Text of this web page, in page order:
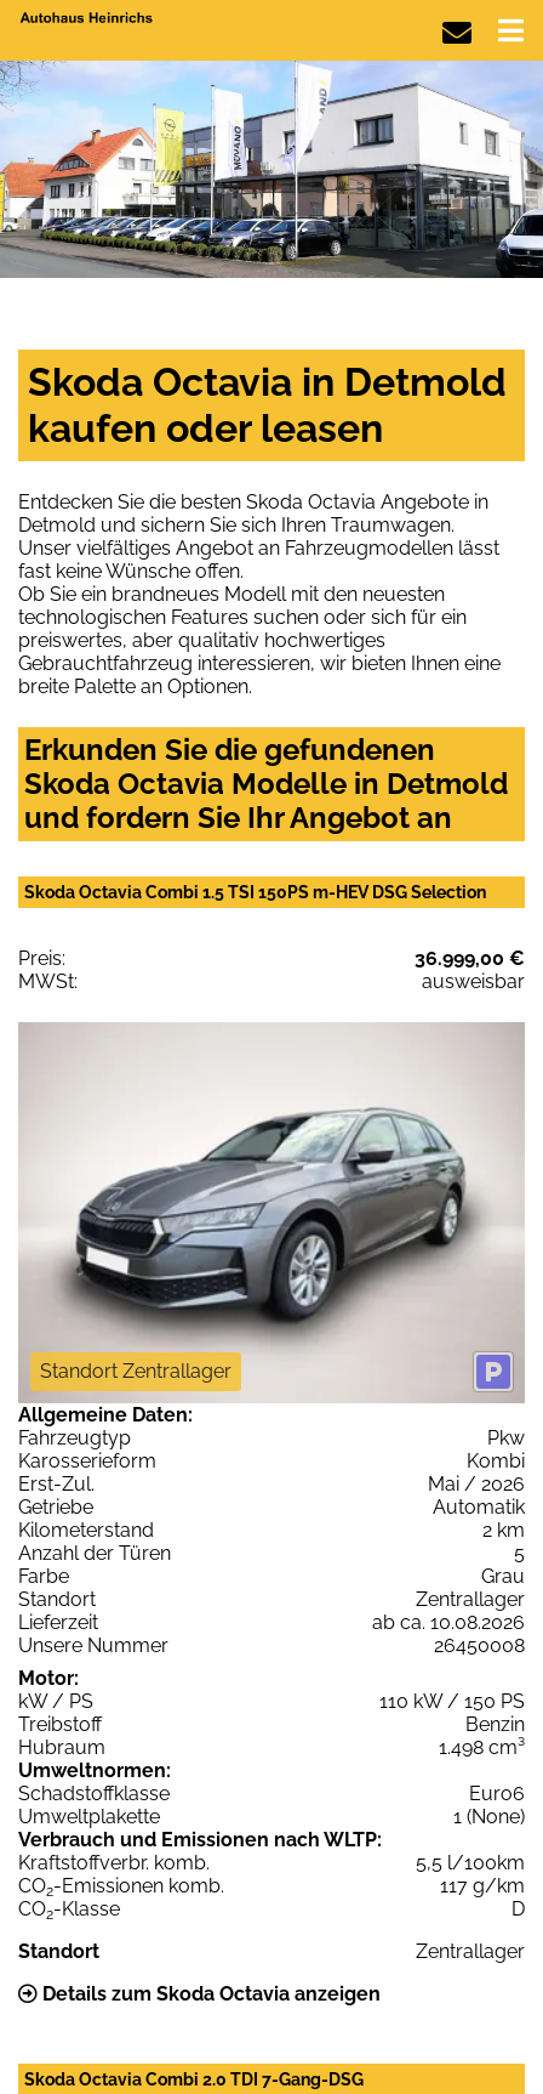
Skoda Octavia in Detmold
kaufen oder leasen
Entdecken Sie die besten Skoda Octavia Angebote in
Detmold und sichern Sie sich Ihren Traumwagen.
Unser vielfältiges Angebot an Fahrzeugmodellen lässt
fast keine Wünsche offen.
Ob Sie ein brandneues Modell mit den neuesten
technologischen Features suchen oder sich für ein
preiswertes, aber qualitativ hochwertiges
Gebrauchtfahrzeug interessieren, wir bieten Ihnen eine
breite Palette an Optionen.
Erkunden Sie die gefundenen
Skoda Octavia Modelle in Detmold
und fordern Sie Ihr Angebot an
Skoda Octavia Combi 1.5 TSI 150PS m-HEV DSG Selection
Preis:
36.999,00 €
MWSt:
ausweisbar
Standort Zentrallager
Allgemeine Daten:
Fahrzeugtyp
Pkw
Karosserieform
Kombi
Erst-Zul.
Mai / 2026
Getriebe
Automatik
Kilometerstand
2 km
Anzahl der Türen
5
Farbe
Grau
Standort
Zentrallager
Lieferzeit
ab ca. 10.08.2026
Unsere Nummer
26450008
Motor:
kW / PS
110 kW / 150 PS
Treibstoff
Benzin
Hubraum
1.498 cm³
Umweltnormen:
Schadstoffklasse
Euro6
Umweltplakette
1 (None)
Verbrauch und Emissionen nach WLTP:
Kraftstoffverbr. komb.
5,5 l/100km
CO2-Emissionen komb.
117 g/km
CO2-Klasse
D
Standort
Zentrallager
Details zum Skoda Octavia anzeigen
Skoda Octavia Combi 2.0 TDI 7-Gang-DSG